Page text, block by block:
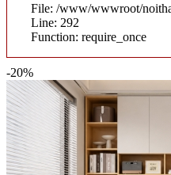
File: /www/wwwroot/
Line: 292
Function: require_once
-20%